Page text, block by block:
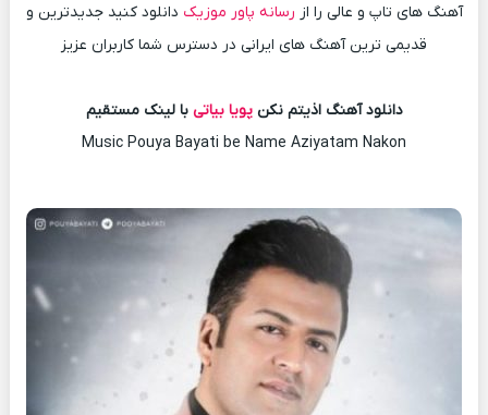
آهنگ های تاپ و عالی را از رسانه پاور موزیک دانلود کنید جدیدترین و
قدیمی ترین آهنگ های ایرانی در دسترس شما کاربران عزیز
دانلود آهنگ اذیتم نکنپویا بیاتی با لینک مستقیم
Music Pouya Bayati be Name Aziyatam Nakon